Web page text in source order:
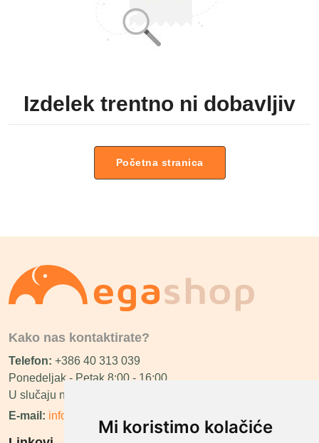
Mi koristimo kolačiće
Izdelek trentno ni dobavljiv
Početna stranica
Kako nas kontaktirate?
Telefon: +386 40 313 039
Ponedeljak - Petak 8:00 - 16:00
U slučaju neraspoloživosti ćemo vas nazvati.
E-mail: info@megashop.hr